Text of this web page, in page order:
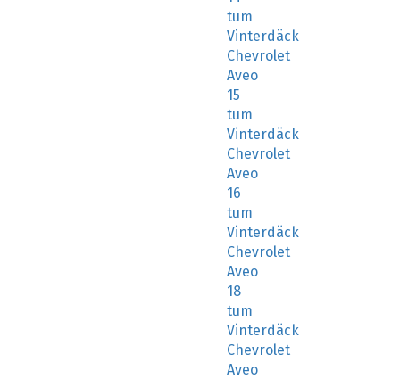
tum
Vinterdäck
Chevrolet
Aveo
15
tum
Vinterdäck
Chevrolet
Aveo
16
tum
Vinterdäck
Chevrolet
Aveo
18
tum
Vinterdäck
Chevrolet
Aveo